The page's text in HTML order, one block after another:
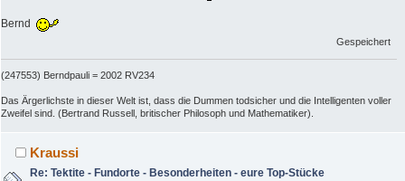
Bernd
Gespeichert
(247553) Berndpauli = 2002 RV234
Das Ärgerlichste in dieser Welt ist, dass die Dummen todsicher und die Intelligenten voller
Zweifel sind. (Bertrand Russell, britischer Philosoph und Mathematiker).
Kraussi
Re: Tektite - Fundorte - Besonderheiten - eure Top-Stücke